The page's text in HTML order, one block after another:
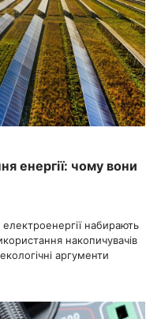
енергії: чому вони
набирають
накопичувачів
аргументи